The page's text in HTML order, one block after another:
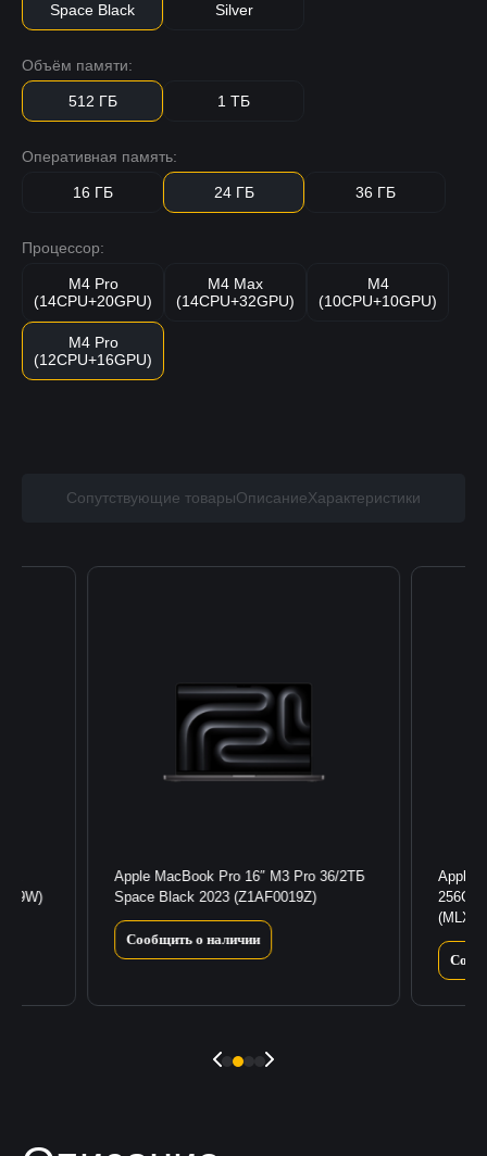
Space Black Silver
Объём памяти:
512 ГБ 1 ТБ
Оперативная память:
16 ГБ 24 ГБ 36 ГБ
Процессор:
M4 Pro
(14CPU+20GPU)
M4 Max
(14CPU+32GPU)
M4
(10CPU+10GPU)
M4 Pro
(12CPU+16GPU)
Сопутствующие товарыОписаниеХарактеристики
Apple MacBook Pro 16″ M3 Pro 36/2ТБ
Space Black 2023 (Z1AF0019Z)
Сообщить о наличии
Apple